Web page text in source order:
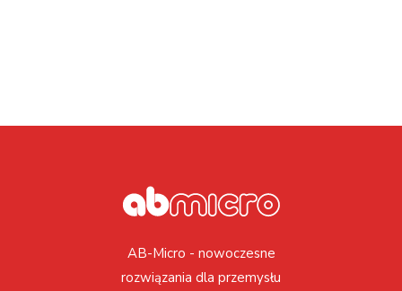
AB-Micro - nowoczesne
rozwiązania dla przemysłu